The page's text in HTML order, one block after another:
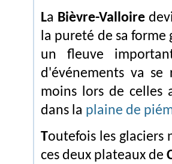
La Bièvre-Valloire
la pureté de sa forme
un fleuve
d'événements va
moins lors de celles
dans la plaine de
Toutefois les glaciers ne prennent pas pied sur les sites protégés que constituent
ces deux plateaux de